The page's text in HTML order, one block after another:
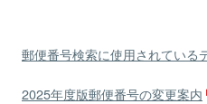
郵便番号検索に使用されている
2025年度版郵便番号の変更案内